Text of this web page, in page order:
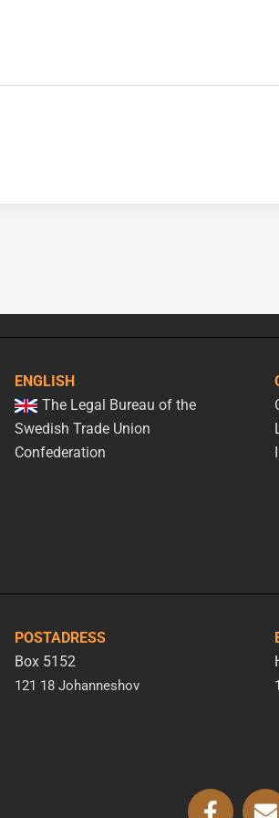
ENGLISH
The Legal Bureau of the
Swedish Trade Union
Confederation
POSTADRESS
Box 5152
121 18 Johanneshov
F
E